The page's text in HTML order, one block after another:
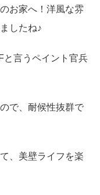
お家へ！洋風な雰
したね♪
と言うペイント官兵
で、耐候性抜群で
、美壁ライフを楽